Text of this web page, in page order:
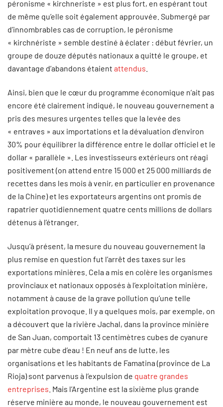
péronisme « kirchneriste » est plus fort, en espérant tout
de même qu’elle soit également approuvée. Submergé par
d’innombrables cas de corruption, le péronisme
« kirchnériste » semble destiné à éclater : début février, un
groupe de douze députés nationaux a quitté le groupe, et
davantage d’abandons étaient attendus
Ainsi, bien que le cœur du programme économique n’ait pas
encore été clairement indiqué, le nouveau gouvernement a
pris des mesures urgentes telles que la levée des
« entraves » aux importations et la dévaluation d’environ
30% pour équilibrer la différence entre le dollar officiel et le
dollar « parallèle ». Les investisseurs extérieurs ont réagi
positivement (on attend entre 15 000 et 25 000 milliards de
recettes dans les mois à venir, en particulier en provenance
de la Chine) et les exportateurs argentins ont promis de
rapatrier quotidiennement quatre cents millions de dollars
détenus à l’étranger.
Jusqu’à présent, la mesure du nouveau gouvernement la
plus remise en question fut l’arrêt des taxes sur les
exportations minières. Cela a mis en colère les organismes
provinciaux et nationaux opposés à l’exploitation minière,
notamment à cause de la grave pollution qu’une telle
exploitation provoque. Il y a quelques mois, par exemple, on
a découvert que la rivière Jachal, dans la province minière
de San Juan, comportait 13 centimètres cubes de cyanure
par mètre cube d’eau ! En neuf ans de lutte, les
organisations et les habitants de Famatina (province de La
Rioja) sont parvenus à l’expulsion de quatre grandes
entreprises . Mais l’Argentine est la sixième plus grande
réserve minière au monde, le nouveau gouvernement est